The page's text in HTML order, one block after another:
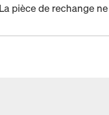
La pièce de rechange